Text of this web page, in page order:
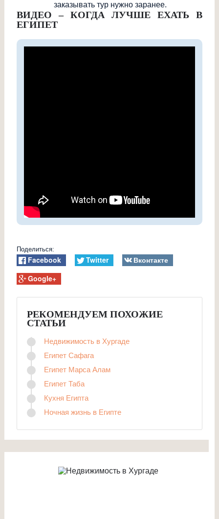
заказывать тур нужно заранее.
ВИДЕО – КОГДА ЛУЧШЕ ЕХАТЬ В
ЕГИПЕТ
Поделиться:
Facebook Twitter
Вконтакте
Google+
РЕКОМЕНДУЕМ ПОХОЖИЕ
СТАТЬИ
Недвижимость в Хургаде
Египет Сафага
Египет Марса Алам
Египет Таба
Кухня Египта
Ночная жизнь в Египте